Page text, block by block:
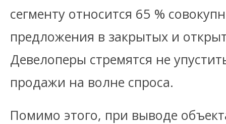
сегменту относится 65 %
предложения в закрытых и
Девелоперы стремятся не
продажи на волне спроса.
Помимо этого, при выводе